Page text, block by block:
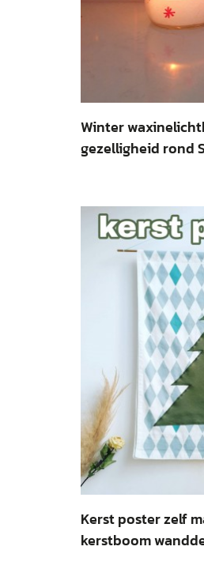
Winter
gezelligheid rond
Kerst poster zelf
kerstboom